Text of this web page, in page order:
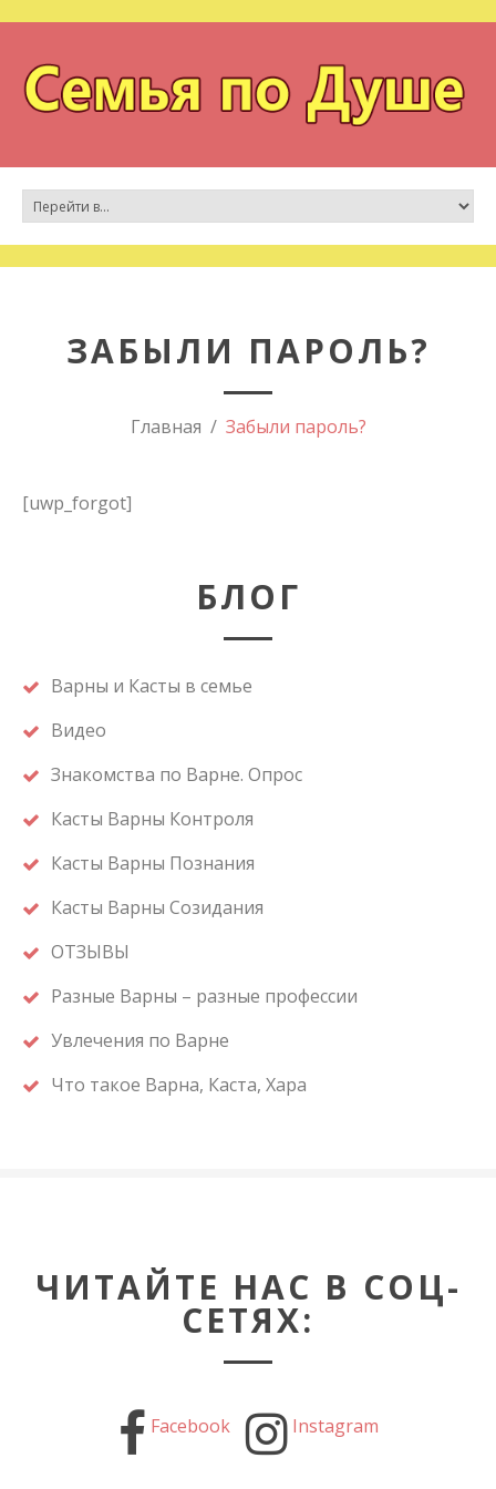
ЗАБЫЛИ ПАРОЛЬ?
Главная Забыли пароль?
[uwp_forgot]
БЛОГ
Варны и Касты в семье
Видео
Знакомства по Варне. Опрос
Касты Варны Контроля
Касты Варны Познания
Касты Варны Созидания
ОТЗЫВЫ
Разные Варны – разные профессии
Увлечения по Варне
Что такое Варна, Каста, Хара
ЧИТАЙТЕ НАС В СОЦ-
СЕТЯХ:
Facebook Instagram